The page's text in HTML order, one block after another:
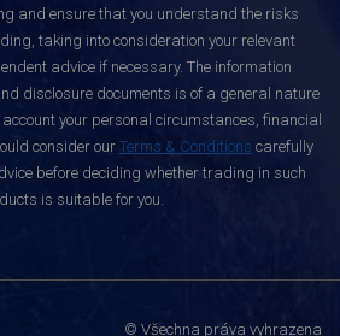
and ensure that you understand the risks
taking into consideration your relevant
advice if necessary. The information
disclosure documents is of a general nature
your personal circumstances, financial
consider our Terms & Conditions carefully
before deciding whether trading in such
is suitable for you.
© Všechna práva vyhrazena